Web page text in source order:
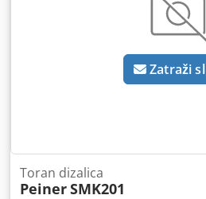
Zatraži
Toran dizalica
PeinerSMK201